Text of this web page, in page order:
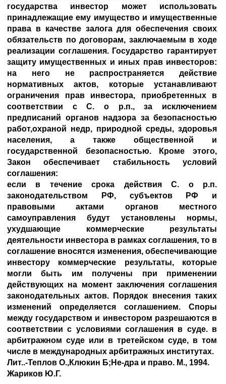
государства инвестор может использовать
принадлежащие ему имущество и имущественные
права в качестве залога для обеспечения своих
обязательств по договорам, заключаемым в ходе
реализации соглашения. Государство гарантирует
защиту имущественных и иных прав инвесторов:
на него не распространяется действие
нормативных актов, которые устанавливают
ограничения прав инвестора, приобретенных в
соответствии с С. о р.п., за исключением
предписаний органов надзора за безопасностью
работ,охраной недр, природной среды, здоровья
населения, а также общественной и
государственной безопасностью. Кроме этого,
Закон обеспечивает стабильность условий
соглашения:
если в течение срока действия С. о р.п.
законодательством РФ, субъектов РФ и
правовыми актами органов местного
самоуправления будут установлены нормы,
ухудшающие коммерческие результаты
деятельности инвестора в рамках соглашения, то в
соглашение вносятся изменения, обеспечивающие
инвестору коммерческие результаты, которые
могли быть им получены при применении
действующих на момент заключения соглашения
законодательных актов. Порядок внесения таких
изменений определяется соглашением. Споры
между государством и инвестором разрешаются в
соответствии с условиями соглашения в суде. в
арбитражном суде или в третейском суде, в том
числе в международных арбитражных институтах.
Лит..-Теплов О.,Клюкин Б;Не-дра и право. М., 1994.
Жариков Ю.Г.